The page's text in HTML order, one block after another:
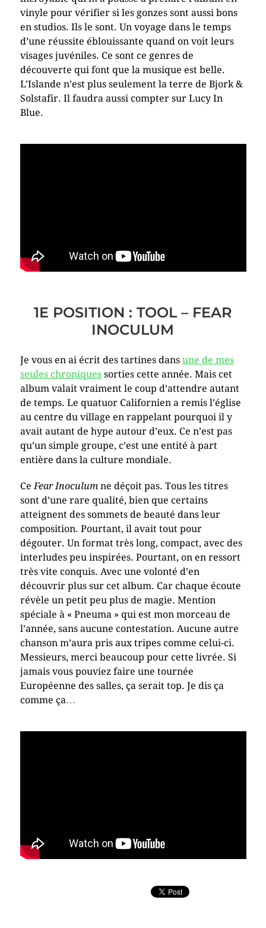
vinyle pour vérifier si les gonzes sont aussi bons
en studios. Ils le sont. Un voyage dans le temps
d’une réussite éblouissante quand on voit leurs
visages juvéniles. Ce sont ce genres de
découverte qui font que la musique est belle.
L’Islande n’est plus seulement la terre de Bjork &
Solstafir. Il faudra aussi compter sur Lucy In
Blue.
1E POSITION : TOOL – FEAR
INOCULUM
Je vous en ai écrit des tartines dans une de mes
seules chroniquessorties cette année. Mais cet
album valait vraiment le coup d’attendre autant
de temps. Le quatuor Californien a remis l’église
au centre du village en rappelant pourquoi il y
avait autant de hype autour d’eux. Ce n’est pas
qu’un simple groupe, c’est une entité à part
entière dans la culture mondiale.
Ce Fear Inoculum ne déçoit pas. Tous les titres
sont d’une rare qualité, bien que certains
atteignent des sommets de beauté dans leur
composition. Pourtant, il avait tout pour
dégouter. Un format très long, compact, avec des
interludes peu inspirées. Pourtant, on en ressort
très vite conquis. Avec une volonté d’en
découvrir plus sur cet album. Car chaque écoute
révèle un petit peu plus de magie. Mention
spéciale à « Pneuma » qui est mon morceau de
l’année, sans aucune contestation. Aucune autre
chanson m’aura pris aux tripes comme celui-ci.
Messieurs, merci beaucoup pour cette livrée. Si
jamais vous pouviez faire une tournée
Européenne des salles, ça serait top. Je dis ça
comme ça…